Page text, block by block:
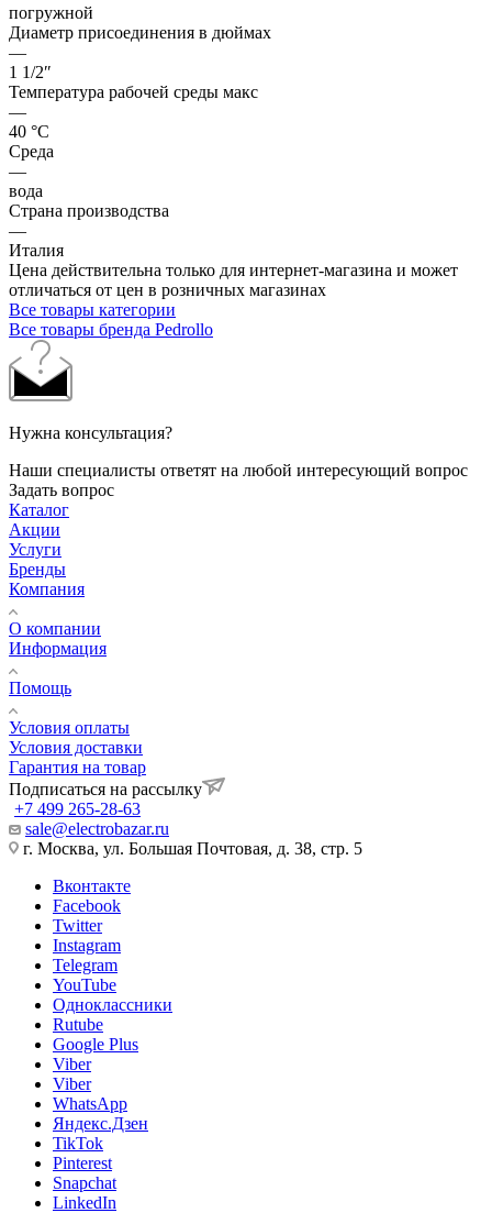
погружной
Диаметр присоединения в дюймах
—
1 1/2″
Температура рабочей среды макс
—
40 °С
Среда
—
вода
Страна производства
—
Италия
Цена действительна только для интернет-магазина и может
отличаться от цен в розничных магазинах
Все товары категории
Все товары бренда Pedrollo
Нужна консультация?
Наши специалисты ответят на любой интересующий вопрос
Задать вопрос
Каталог
Акции
Услуги
Бренды
Компания
О компании
Информация
Помощь
Условия оплаты
Условия доставки
Гарантия на товар
Подписаться на рассылку
+7 499 265-28-63
sale@electrobazar.ru
г. Москва, ул. Большая Почтовая, д. 38, стр. 5
Вконтакте
Facebook
Twitter
Instagram
Telegram
YouTube
Одноклассники
Rutube
Google Plus
Viber
Viber
WhatsApp
Яндекс.Дзен
TikTok
Pinterest
Snapchat
LinkedIn